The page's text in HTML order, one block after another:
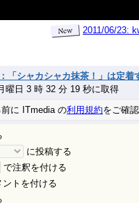
2011/06/23:
「シャカシャカ抹茶！」は定
曜日 3 時 32 分 19 秒に取得
前に ITmedia の利用規約をご確
に投稿する
で注釈を付ける
トを付ける